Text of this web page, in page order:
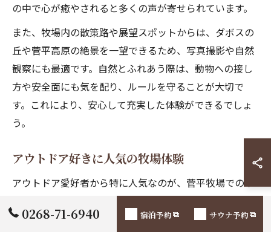
の中で心が癒やされると多くの声が寄せられています。
また、牧場内の散策路や展望スポットからは、ダボスの
丘や菅平高原の絶景を一望できるため、写真撮影や自然
観察にも最適です。自然とふれあう際は、動物への接し
方や安全面にも気を配り、ルールを守ることが大切で
す。これにより、安心して充実した体験ができるでしょ
う。
アウトドア好きに人気の牧場体験
アウトドア愛好者から特に人気なのが、菅平牧場での本
格的なアウトドア体験です。トレッキングやサイクリン
グ、バーベキューなど、高原ならではの開放感を味わえ
0268-71-6940 宿泊予約 サウナ予約